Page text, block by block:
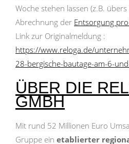
Woche stehen lassen (z.B.
Abrechnung der Entsorgung
Link zur Originalmeldung :
https://www.reloga.de/
28-bergische-bautage-am-6-
ÜBER DIE
GMBH
Mit rund 52 Millionen Euro
Gruppe ein etablierter